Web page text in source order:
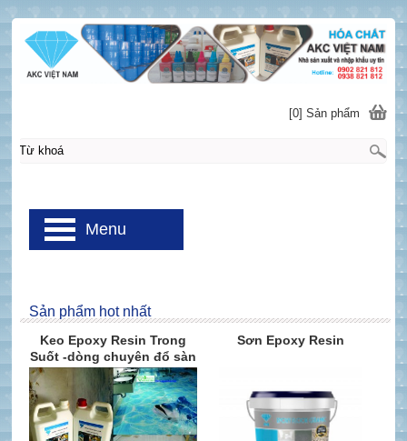
Sản phẩm hot nhất
Keo Epoxy Resin Trong
Suốt -dòng chuyên đổ sàn
nhà
Sơn Epoxy Resin
[0] Sản phẩm
Menu